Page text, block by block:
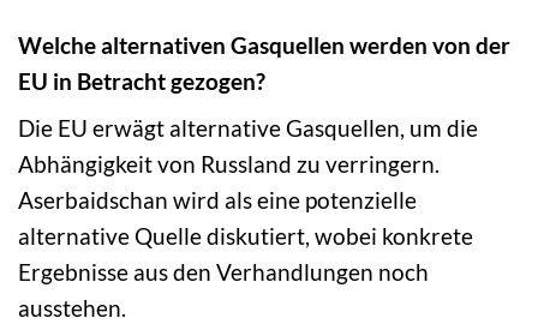
Welche alternativen Gasquellen werden von der
EU in Betracht gezogen?
Die EU erwägt alternative Gasquellen, um die
Abhängigkeit von Russland zu verringern.
Aserbaidschan wird als eine potenzielle
alternative Quelle diskutiert, wobei konkrete
Ergebnisse aus den Verhandlungen noch
ausstehen.